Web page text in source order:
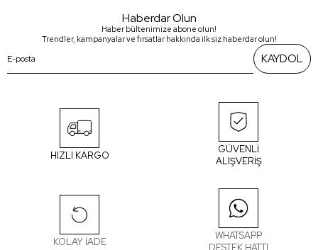
Haberdar Olun
Haber bültenimize abone olun!
Trendler, kampanyalar ve fırsatlar hakkında ilk siz haberdar olun!
KAYDOL
HIZLI KARGO
GÜVENLİ
ALIŞVERİŞ
KOLAY İADE
WHATSAPP
DESTEK HATTI